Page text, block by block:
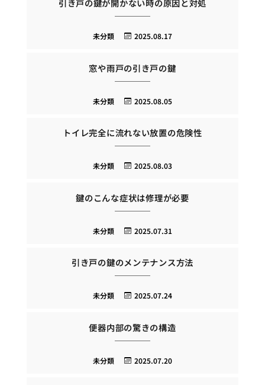
引き戸の鍵が開かない時の原因と対処
2025.08.17
未分類
窓や雨戸の引き戸の鍵
2025.08.05
未分類
トイレ完全に流れない放置の危険性
2025.08.03
未分類
鍵のこんな症状は修理が必要
2025.07.31
未分類
引き戸の鍵のメンテナンス方法
2025.07.24
未分類
便器内部の驚きの構造
2025.07.20
未分類